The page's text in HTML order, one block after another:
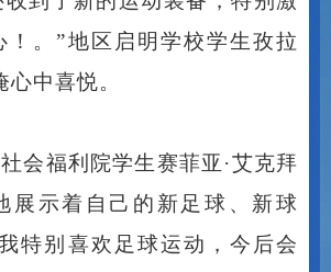
！。”地区启明学校学生孜拉
心中喜悦。
会福利院学生赛菲亚 ·艾克拜
展示着自己的新足球、新球
特别喜欢足球运动，今后会